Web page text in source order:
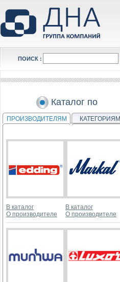
ПОИСК :
Каталог по
ПРОИЗВОДИТЕЛЯМ КАТЕГОРИЯМ
В каталог
О производителе
В каталог
О производителе